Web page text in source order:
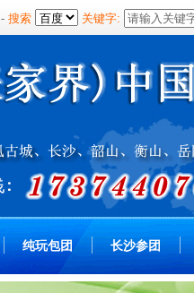
- 搜索 关键字:
纯玩包团 长沙参团